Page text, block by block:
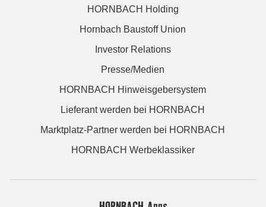
HORNBACH Holding
Hornbach Baustoff Union
Investor Relations
Presse/Medien
HORNBACH Hinweisgebersystem
Lieferant werden bei HORNBACH
Marktplatz-Partner werden bei HORNBACH
HORNBACH Werbeklassiker